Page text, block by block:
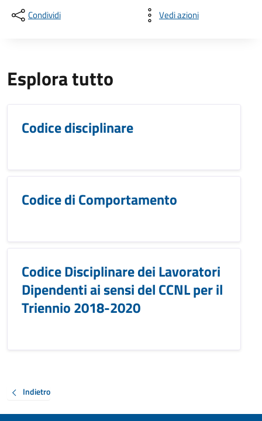
Condividi Vedi azioni
Esplora tutto
Codice disciplinare
Codice di Comportamento
Codice Disciplinare dei Lavoratori
Dipendenti ai sensi del CCNL per il
Triennio 2018-2020
Indietro